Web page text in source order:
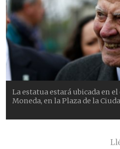
La estatua estará ubicada en
Moneda, en la Plaza de la